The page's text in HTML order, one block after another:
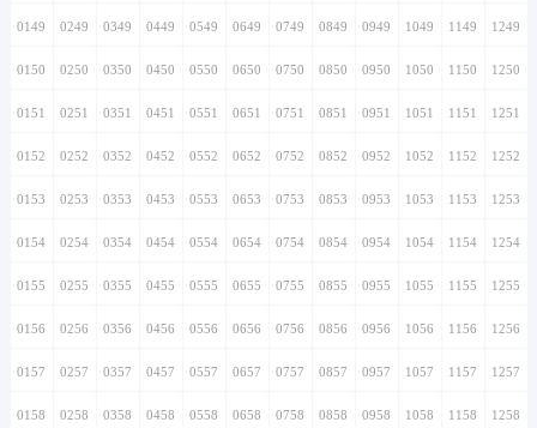
0149 0249 0349 0449 0549 0649 0749 0849 0949 1049 1149 1249
0150 0250 0350 0450 0550 0650 0750 0850 0950 1050 1150 1250
0151 0251 0351 0451 0551 0651 0751 0851 0951 1051 1151 1251
0152 0252 0352 0452 0552 0652 0752 0852 0952 1052 1152 1252
0153 0253 0353 0453 0553 0653 0753 0853 0953 1053 1153 1253
0154 0254 0354 0454 0554 0654 0754 0854 0954 1054 1154 1254
0155 0255 0355 0455 0555 0655 0755 0855 0955 1055 1155 1255
0156 0256 0356 0456 0556 0656 0756 0856 0956 1056 1156 1256
0157 0257 0357 0457 0557 0657 0757 0857 0957 1057 1157 1257
0158 0258 0358 0458 0558 0658 0758 0858 0958 1058 1158 1258